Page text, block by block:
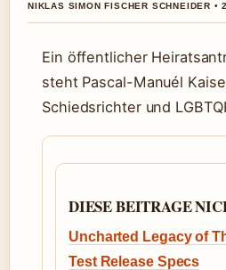
NIKLAS SIMON FISCHER SCHNEIDER •
Ein öffentlicher
steht Pascal-Manuél
Schiedsrichter und
DIESE BEITRAGE
Uncharted Legacy of
Test Release Specs